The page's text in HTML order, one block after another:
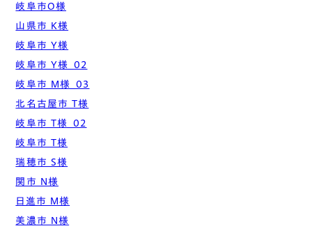
岐阜市O様
山県市 K様
岐阜市 Y様
岐阜市 Y様_02
岐阜市 M様_03
北名古屋市 T様
岐阜市 T様_02
岐阜市 T様
瑞穂市 S様
関市 N様
日進市 M様
美濃市 N様